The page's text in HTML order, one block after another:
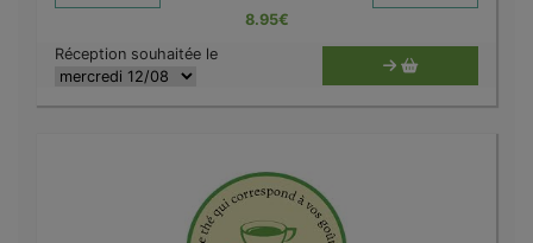
8.95€
Réception souhaitée le